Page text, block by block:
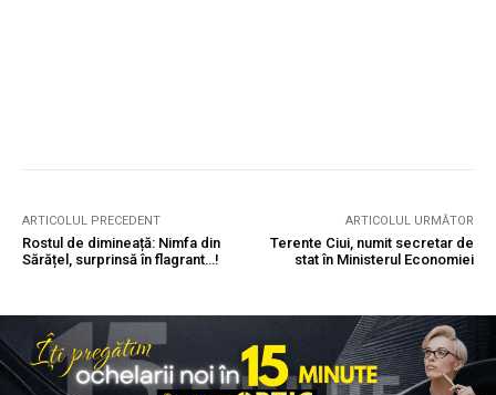
ARTICOLUL PRECEDENT
Rostul de dimineață: Nimfa din
Sărățel, surprinsă în flagrant…!
ARTICOLUL URMĂTOR
Terente Ciui, numit secretar de
stat în Ministerul Economiei